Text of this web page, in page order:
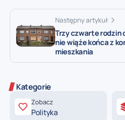
Następny artykuł
Trzy czwarte rodzin
nie wiąże końca z
mieszkania
Kategorie
Zobacz
Polityka